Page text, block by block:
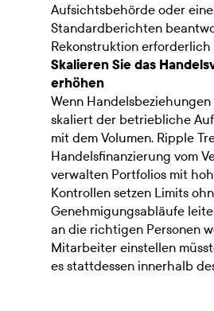
Aufsichtsbehörde oder
Standardberichten
Rekonstruktion erforderlich
Skalieren Sie das
erhöhen
Wenn
skaliert der betriebliche
mit dem Volumen. Ripple
Handelsfinanzierung vom
verwalten Portfolios mit
Kontrollen setzen Limits
Genehmigungsabläufe
an die richtigen Personen
Mitarbeiter einstellen
es stattdessen innerhalb